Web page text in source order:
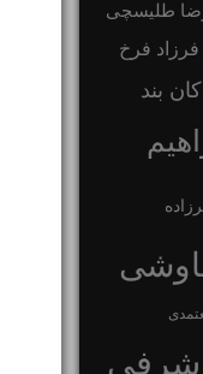
طلیسچی
فرزاد فرخ
بند